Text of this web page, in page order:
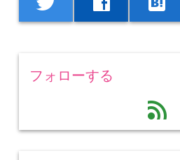
フォローする
feed